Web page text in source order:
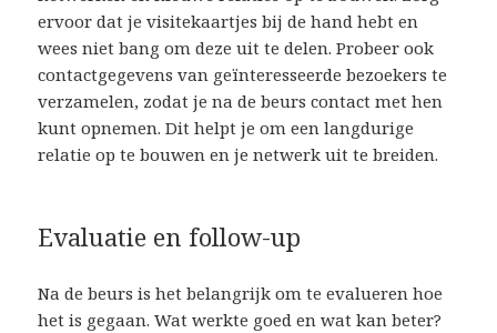
ervoor dat je visitekaartjes bij de hand hebt en
wees niet bang om deze uit te delen. Probeer ook
contactgegevens van geïnteresseerde bezoekers te
verzamelen, zodat je na de beurs contact met hen
kunt opnemen. Dit helpt je om een langdurige
relatie op te bouwen en je netwerk uit te breiden.
Evaluatie en follow-up
Na de beurs is het belangrijk om te evalueren hoe
het is gegaan. Wat werkte goed en wat kan beter?